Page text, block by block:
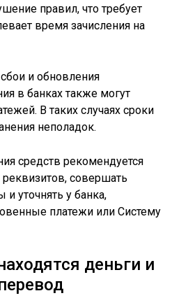
правил, что требует
время зачисления на
и обновления
в банках также могут
В таких случаях сроки
неполадок.
средств рекомендуется
совершать
уточнять у банка,
платежи или Систему
деньги и